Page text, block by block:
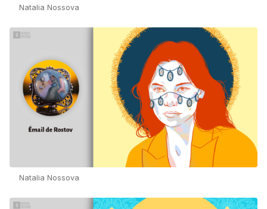
Natalia Nossova
Natalia Nossova